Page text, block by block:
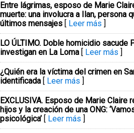
Entre lágrimas, esposo de Marie
muerte: una involucra a Ilan, persona
últimos mensajes [ Leer más ]
LO ÚLTIMO. Doble homicidio sacude
investigan en La Loma [ Leer más ]
¿Quién era la víctima del crimen en
identificada [ Leer más ]
EXCLUSIVA. Esposo de Marie Claire
hijos y la creación de una ONG:
psicológica’ [ Leer más ]